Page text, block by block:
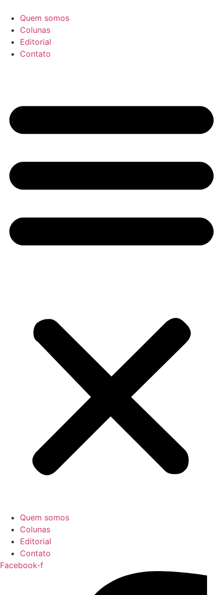
para
conteúdo
Quem somos
Colunas
Editorial
Contato
Quem somos
Colunas
Editorial
Contato
Facebook-f